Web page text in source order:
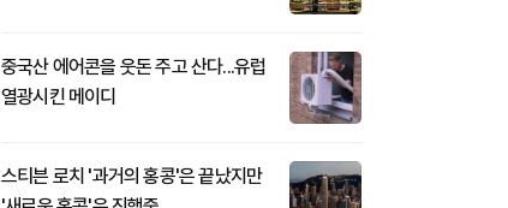
중국산 에어콘을 웃돈 주고 산다...유럽
열광시킨 메이디
스티븐 로치 '과거의 홍콩'은 끝났지만